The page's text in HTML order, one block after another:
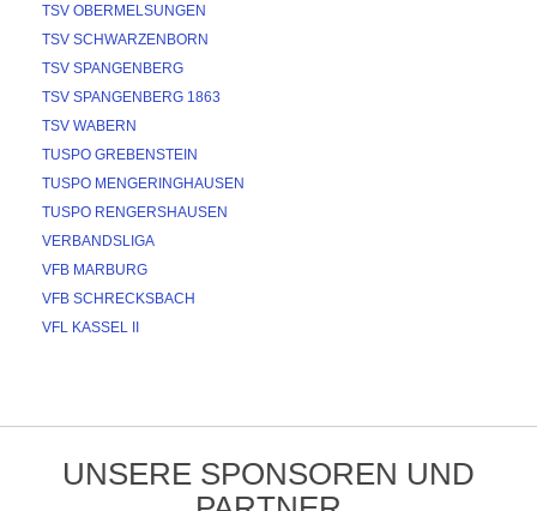
TSV OBERMELSUNGEN
TSV SCHWARZENBORN
TSV SPANGENBERG
TSV SPANGENBERG 1863
TSV WABERN
TUSPO GREBENSTEIN
TUSPO MENGERINGHAUSEN
TUSPO RENGERSHAUSEN
VERBANDSLIGA
VFB MARBURG
VFB SCHRECKSBACH
VFL KASSEL II
UNSERE SPONSOREN UND